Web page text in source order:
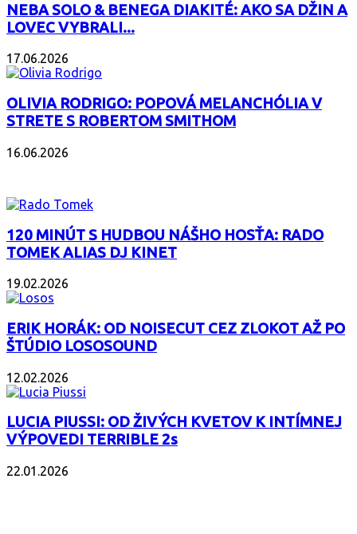
NEBA SOLO & BENEGA DIAKITÉ: AKO SA DŽIN A
LOVEC VYBRALI...
17.06.2026
OLIVIA RODRIGO: POPOVÁ MELANCHÓLIA V
STRETE S ROBERTOM SMITHOM
16.06.2026
120 MINÚT S HUDBOU NÁŠHO HOSŤA: RADO
TOMEK ALIAS DJ KINET
19.02.2026
ERIK HORÁK: OD NOISECUT CEZ ZLOKOT AŽ PO
ŠTÚDIO LOSOSOUND
12.02.2026
LUCIA PIUSSI: OD ŽIVÝCH KVETOV K INTÍMNEJ
VÝPOVEDI TERRIBLE 2s
22.01.2026